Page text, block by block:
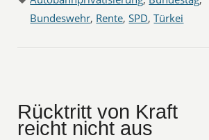
Bundeswehr, Rente,SPD,Türkei
Rücktritt von Kraft
reicht nicht aus